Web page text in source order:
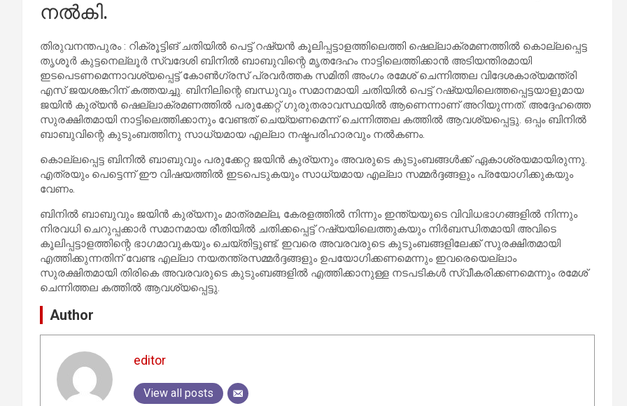
നല്‍കി.
തിരുവനന്തപുരം : റിക്രൂട്ടിങ് ചതിയില്‍ പെട്ട് റഷ്യന്‍ കൂലിപ്പട്ടാളത്തിലെത്തി ഷെല്ലാക്രമണത്തില്‍ കൊല്ലപ്പെട്ട
തൃശൂര്‍ കുട്ടനെല്ലൂര്‍ സ്വദേശി ബിനില്‍ ബാബുവിന്റെ മൃതദേഹം നാട്ടിലെത്തിക്കാന്‍ അടിയന്തിരമായി
ഇടപെടണമെന്നാവശ്യപ്പെട്ട് കോണ്‍ഗ്രസ് പ്രവര്‍ത്തക സമിതി അംഗം രമേശ് ചെന്നിത്തല വിദേശകാര്യമന്ത്രി
എസ് ജയശങ്കറിന് കത്തയച്ചു. ബിനിലിന്റെ ബന്ധുവും സമാനമായി ചതിയില്‍ പെട്ട് റഷ്യയിലെത്തപ്പെട്ടയാളുമായ
ജയിന്‍ കുര്യന്‍ ഷെല്ലാക്രമണത്തില്‍ പരുക്കേറ്റ് ഗുരുതരാവസ്ഥയില്‍ ആണെന്നാണ് അറിയുന്നത്. അദ്ദേഹത്തെ
സുരക്ഷിതമായി നാട്ടിലെത്തിക്കാനും വേണ്ടത് ചെയ്യണമെന്ന് ചെന്നിത്തല കത്തില്‍ ആവശ്യപ്പെട്ടു. ഒപ്പം ബിനില്‍
ബാബുവിന്റെ കുടുംബത്തിനു സാധ്യമായ എല്ലാ നഷ്ടപരിഹാരവും നല്‍കണം.
കൊല്ലപ്പെട്ട ബിനില്‍ ബാബുവും പരുക്കേറ്റ ജയിന്‍ കുര്യനും അവരുടെ കുടുംബങ്ങള്‍ക്ക് ഏകാശ്രയമായിരുന്നു.
എത്രയും പെട്ടെന്ന് ഈ വിഷയത്തില്‍ ഇടപെടുകയും സാധ്യമായ എല്ലാ സമ്മര്‍ദ്ദങ്ങളും പ്രയോഗിക്കുകയും
വേണം.
ബിനില്‍ ബാബുവും ജയിന്‍ കുര്യനും മാത്രമല്ല, കേരളത്തില്‍ നിന്നും ഇന്ത്യയുടെ വിവിധഭാഗങ്ങളില്‍ നിന്നും
നിരവധി ചെറുപ്പക്കാര്‍ സമാനമായ രീതിയില്‍ ചതിക്കപ്പെട്ട് റഷ്യയിലെത്തുകയും നിര്‍ബന്ധിതമായി അവിടെ
കൂലിപ്പട്ടാളത്തിന്റെ ഭാഗമാവുകയും ചെയ്തിട്ടുണ്ട്. ഇവരെ അവരവരുടെ കുടുംബങ്ങളിലേക്ക് സുരക്ഷിതമായി
എത്തിക്കുന്നതിന് വേണ്ട എല്ലാ നയതന്ത്രസമ്മര്‍ദ്ദങ്ങളും ഉപയോഗിക്കണമെന്നും ഇവരെയെല്ലാം
സുരക്ഷിതമായി തിരികെ അവരവരുടെ കുടുംബങ്ങളില്‍ എത്തിക്കാനുള്ള നടപടികള്‍ സ്വീകരിക്കണമെന്നും രമേശ്
ചെന്നിത്തല കത്തില്‍ ആവശ്യപ്പെട്ടു.
Author
editor
View all posts